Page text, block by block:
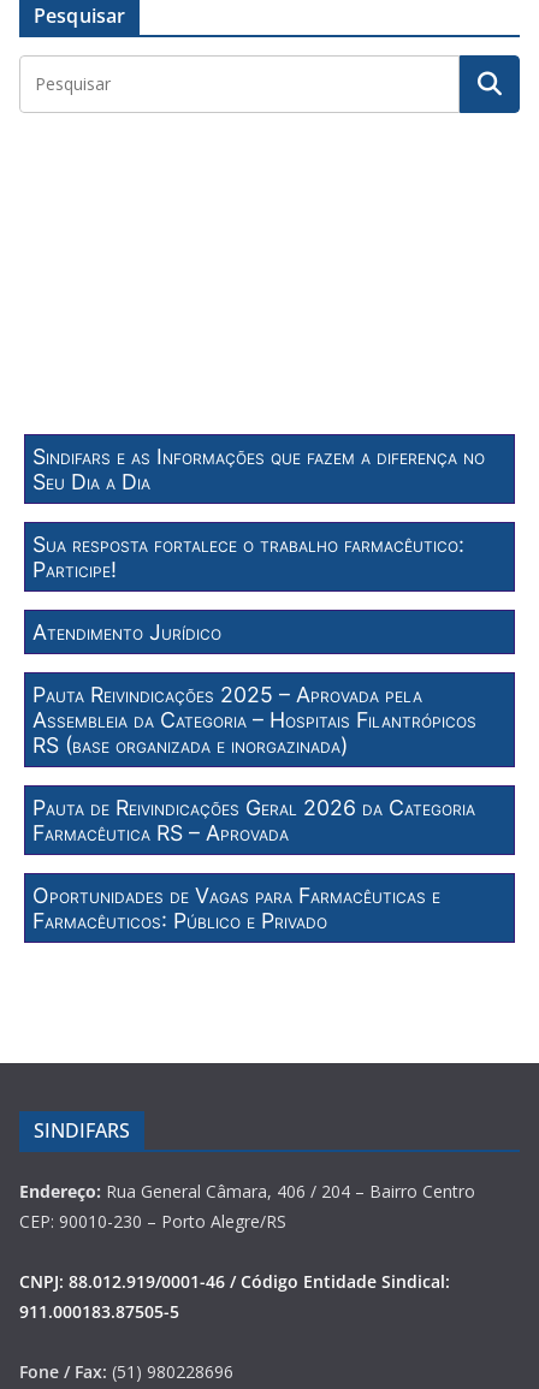
Pesquisar
Sindifars e as Informações que fazem a diferença no
Seu Dia a Dia
Sua resposta fortalece o trabalho farmacêutico:
Participe!
Atendimento Jurídico
Pauta Reivindicações 2025 – Aprovada pela
Assembleia da Categoria – Hospitais Filantrópicos
RS (base organizada e inorgazinada)
Pauta de Reivindicações Geral 2026 da Categoria
Farmacêutica RS – Aprovada
Oportunidades de Vagas para Farmacêuticas e
Farmacêuticos: Público e Privado
SINDIFARS
Endereço: Rua General Câmara, 406 / 204 – Bairro Centro
CEP: 90010-230 – Porto Alegre/RS
CNPJ: 88.012.919/0001-46 / Código Entidade Sindical:
911.000183.87505-5
Fone / Fax: (51) 980228696